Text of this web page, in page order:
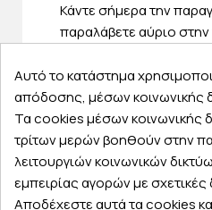
Κάντε σήμερα την
παραλάβετε αύριο
Εξυπηρέτηση πελατών
Λογαριασμός
Τα αγαπημένα μου
Αυτό το κατάστημα
απόδοσης, μέσων κοινωνικής
Τα cookies μέσων κοινωνικής
τρίτων μερών βοηθούν στην
λειτουργιών κοινωνικών
εμπειρίας αγορών με σχετικές
Αποδέχεστε αυτά τα cookies